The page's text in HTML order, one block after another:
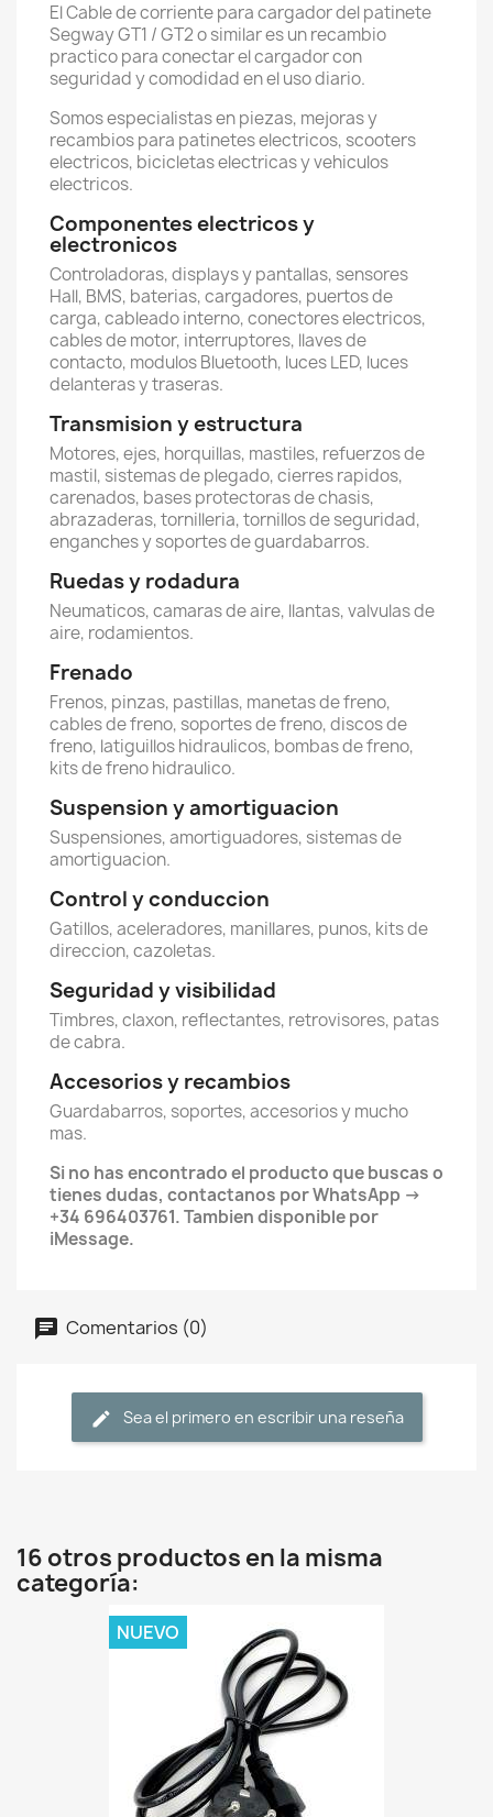
El Cable de corriente para cargador del patinete
Segway GT1 / GT2 o similar es un recambio
practico para conectar el cargador con
seguridad y comodidad en el uso diario.
Somos especialistas en piezas, mejoras y
recambios para patinetes electricos, scooters
electricos, bicicletas electricas y vehiculos
electricos.
Componentes electricos y
electronicos
Controladoras, displays y pantallas, sensores
Hall, BMS, baterias, cargadores, puertos de
carga, cableado interno, conectores electricos,
cables de motor, interruptores, llaves de
contacto, modulos Bluetooth, luces LED, luces
delanteras y traseras.
Transmision y estructura
Motores, ejes, horquillas, mastiles, refuerzos de
mastil, sistemas de plegado, cierres rapidos,
carenados, bases protectoras de chasis,
abrazaderas, tornilleria, tornillos de seguridad,
enganches y soportes de guardabarros.
Ruedas y rodadura
Neumaticos, camaras de aire, llantas, valvulas de
aire, rodamientos.
Frenado
Frenos, pinzas, pastillas, manetas de freno,
cables de freno, soportes de freno, discos de
freno, latiguillos hidraulicos, bombas de freno,
kits de freno hidraulico.
Suspension y amortiguacion
Suspensiones, amortiguadores, sistemas de
amortiguacion.
Control y conduccion
Gatillos, aceleradores, manillares, punos, kits de
direccion, cazoletas.
Seguridad y visibilidad
Timbres, claxon, reflectantes, retrovisores, patas
de cabra.
Accesorios y recambios
Guardabarros, soportes, accesorios y mucho
mas.
Si no has encontrado el producto que buscas o
tienes dudas, contactanos por WhatsApp →
+34 696403761. Tambien disponible por
iMessage.
Comentarios (0)
Sea el primero en escribir una reseña
16 otros productos en la misma
categoría:
NUEVO